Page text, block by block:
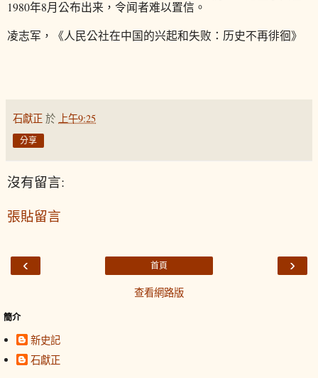
1980年8月公布出来，令闻者难以置信。
凌志军，《人民公社在中国的兴起和失败：历史不再徘徊》
石獻正 於 上午9:25
分享
沒有留言:
張貼留言
‹ ›
首頁
查看網路版
簡介
新史記
石獻正